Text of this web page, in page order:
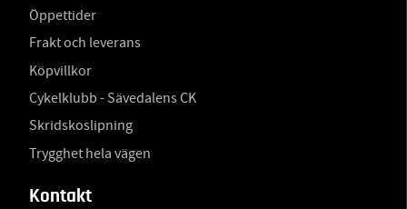
Öppettider
Frakt och leverans
Köpvillkor
Cykelklubb - Sävedalens CK
Skridskoslipning
Trygghet hela vägen
Kontakt